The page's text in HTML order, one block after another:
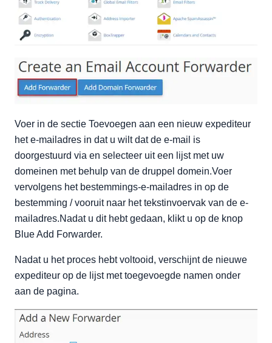
Voer in de sectie Toevoegen aan een nieuw expediteur
het e-mailadres in dat u wilt dat de e-mail is
doorgestuurd via en selecteer uit een lijst met uw
domeinen met behulp van de druppel domein.Voer
vervolgens het bestemmings-e-mailadres in op de
bestemming / vooruit naar het tekstinvoervak van de e-
mailadres.Nadat u dit hebt gedaan, klikt u op de knop
Blue Add Forwarder.
Nadat u het proces hebt voltooid, verschijnt de nieuwe
expediteur op de lijst met toegevoegde namen onder
aan de pagina.